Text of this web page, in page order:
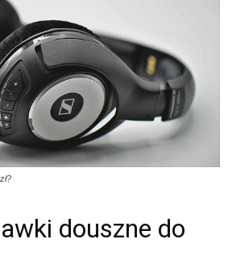
douszne do